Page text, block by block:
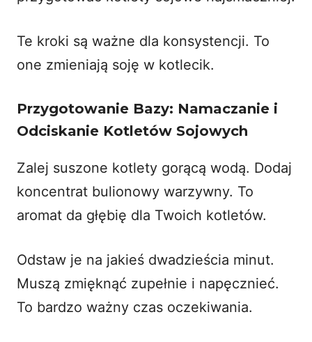
Te kroki są ważne dla konsystencji. To
one zmieniają soję w kotlecik.
Przygotowanie Bazy: Namaczanie i
Odciskanie Kotletów Sojowych
Zalej suszone kotlety gorącą wodą. Dodaj
koncentrat bulionowy warzywny. To
aromat da głębię dla Twoich kotletów.
Odstaw je na jakieś dwadzieścia minut.
Muszą zmięknąć zupełnie i napęcznieć.
To bardzo ważny czas oczekiwania.